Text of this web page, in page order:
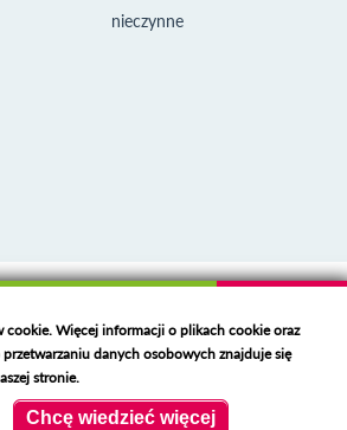
nieczynne
polspam.pl/
w Opolu Lubelskim
Odnośnik otworzy się w nowym oknie
cookie. Więcej informacji o plikach cookie oraz
danych osobowych znajduje się
stronie.
Chcę wiedzieć więcej